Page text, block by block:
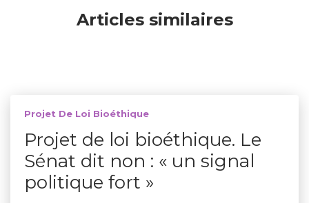
Articles similaires
Projet De Loi Bioéthique
Projet de loi bioéthique. Le
Sénat dit non : « un signal
politique fort »